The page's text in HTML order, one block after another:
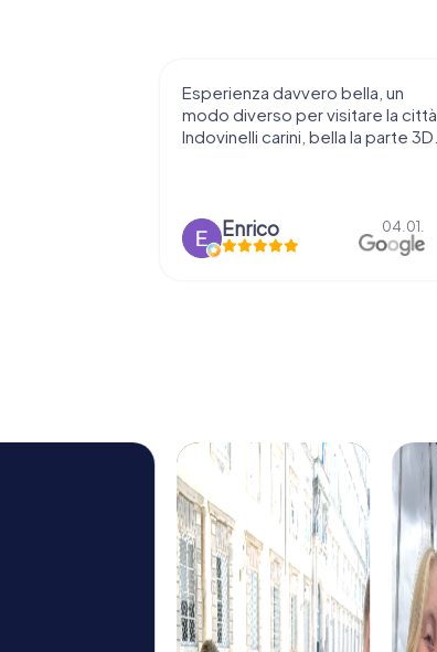
Esperienza davvero bella, un
modo diverso per visitare la città.
Indovinelli carini, bella la parte 3D.
Enrico 04.01.